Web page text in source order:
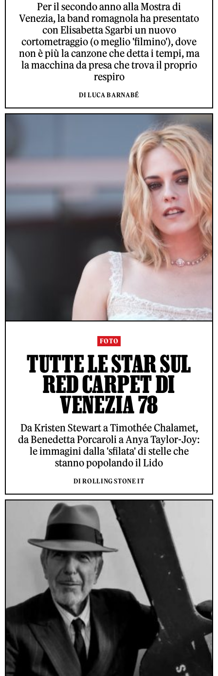
Per il secondo anno alla Mostra di
Venezia, la band romagnola ha presentato
con Elisabetta Sgarbi un nuovo
cortometraggio (o meglio 'filmino'), dove
non è più la canzone che detta i tempi, ma
la macchina da presa che trova il proprio
respiro
DI LUCA BARNABÉ
FOTO
TUTTE LE STAR SUL
RED CARPET DI
VENEZIA 78
Da Kristen Stewart a Timothée Chalamet,
da Benedetta Porcaroli a Anya Taylor-Joy:
le immagini dalla 'sfilata' di stelle che
stanno popolando il Lido
DI ROLLING STONE IT